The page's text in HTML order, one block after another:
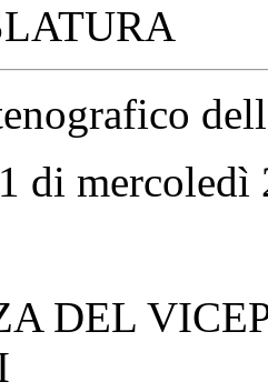
di mercoledì
DEL